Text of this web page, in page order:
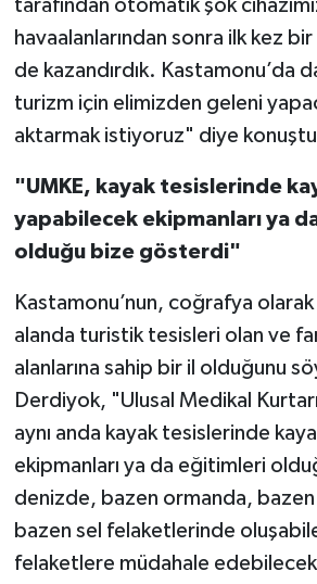
tarafından otomatik şok
havaalanlarından sonra ilk kez
de kazandırdık. Kastamonu’da
turizm için elimizden geleni
aktarmak istiyoruz" diye
"UMKE, kayak tesislerinde
yapabilecek ekipmanları ya
olduğu bize gösterdi"
Kastamonu’nun, coğrafya
alanda turistik tesisleri olan ve
alanlarına sahip bir il olduğunu
Derdiyok, "Ulusal Medikal
aynı anda kayak tesislerinde
ekipmanları ya da eğitimleri
denizde, bazen ormanda,
bazen sel felaketlerinde
felaketlere müdahale